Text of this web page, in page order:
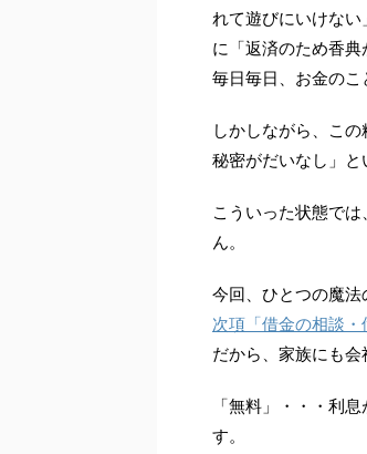
れて遊びにいけな
に「返済のため香典
毎日毎日、お金のこ
しかしながら、こ
秘密がだいなし」と
こういった状態で
ん。
今回、ひとつの魔法
次項「借金の相談・
だから、家族にも会
「無料」・・・利
す。